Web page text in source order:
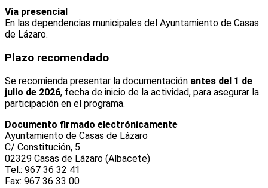
Vía presencial
En las dependencias municipales del Ayuntamiento de Casas
de Lázaro.
Plazo recomendado
Se recomienda presentar la documentación antes del 1 de
julio de 2026, fecha de inicio de la actividad, para asegurar la
participación en el programa.
Documento firmado electrónicamente
Ayuntamiento de Casas de Lázaro
C/ Constitución, 5
02329 Casas de Lázaro (Albacete)
Tel.: 967 36 32 41
Fax: 967 36 33 00